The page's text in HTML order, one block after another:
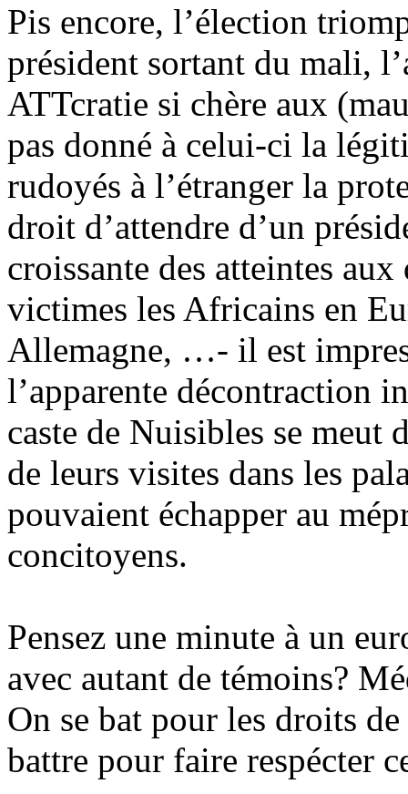
Pis encore, l’élection
président sortant du mali,
ATTcratie si chère aux
pas donné à celui-ci la
rudoyés à l’étranger la
droit d’attendre d’un
croissante des atteintes
victimes les Africains en
Allemagne, …- il est
l’apparente décontraction
caste de Nuisibles se meut
de leurs visites dans les
pouvaient échapper au
concitoyens.
Pensez une minute à un
avec autant de témoins?
On se bat pour les droits
battre pour faire respécter